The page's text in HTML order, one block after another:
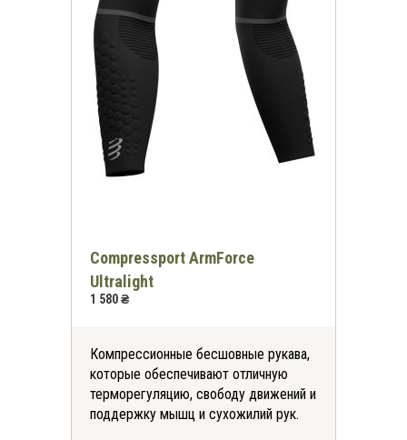
Compressport ArmForce
Ultralight
1 580 ₴
Компрессионные бесшовные рукава,
которые обеспечивают отличную
терморегуляцию, свободу движений и
поддержку мышц и сухожилий рук.